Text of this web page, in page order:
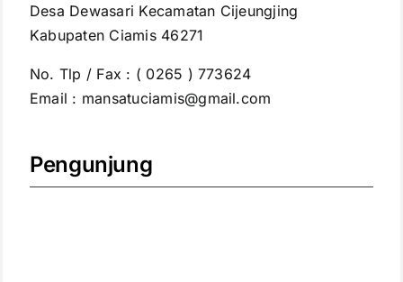
Desa Dewasari Kecamatan Cijeungjing
Kabupaten Ciamis 46271
No. Tlp / Fax : ( 0265 ) 773624
Email : mansatuciamis@gmail.com
Pengunjung